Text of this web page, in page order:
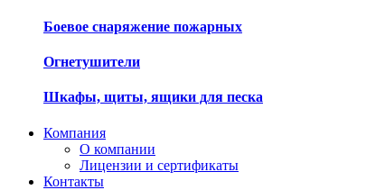
Средства обеззараживания
Боевое снаряжение пожарных
Огнетушители
Шкафы, щиты, ящики для песка
Компания
О компании
Лицензии и сертификаты
Контакты